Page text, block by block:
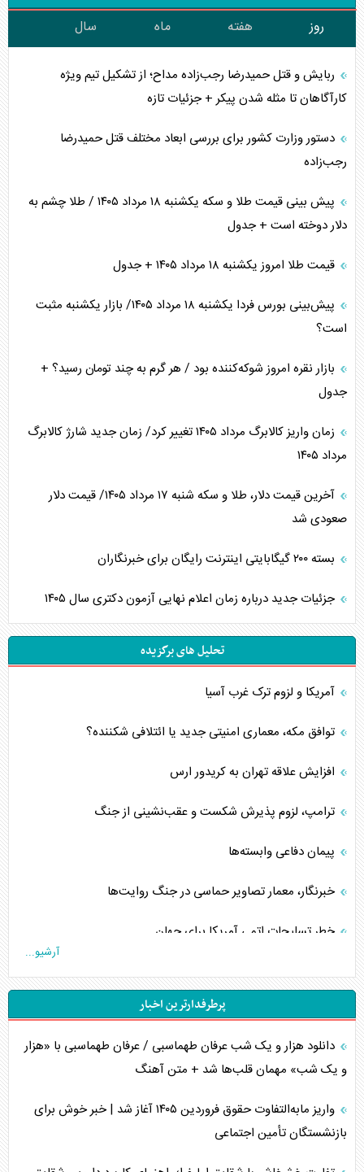
روز هفته ماه سال
ربایش و قتل حمیدرضا رجب‌زاده مداح؛ از تشکیل تیم ویژه
کارآگاهان تا مثله شدن پیکر + جزئیات تازه
دستور وزارت کشور برای بررسی ابعاد مختلف قتل حمیدرضا
رجب‌زاده
پیش بینی قیمت طلا و سکه یکشنبه ۱۸ مرداد ۱۴۰۵ / طلا چشم به
دلار دوخته است + جدول
قیمت طلا امروز یکشنبه ۱۸ مرداد ۱۴۰۵ + جدول
پیش‌بینی بورس فردا یکشنبه ۱۸ مرداد ۱۴۰۵/ بازار یکشنبه مثبت
است؟
بازار نقره امروز شوکه‌کننده بود / هر گرم به چند تومان رسید؟ +
جدول
زمان واریز کالابرگ مرداد ۱۴۰۵ تغییر کرد/ زمان جدید شارژ کالابرگ
مرداد ۱۴۰۵
آخرین قیمت دلار، طلا و سکه شنبه ۱۷ مرداد ۱۴۰۵/ قیمت دلار
صعودی شد
بسته ۲۰۰ گیگابایتی اینترنت رایگان برای خبرنگاران
جزئیات جدید درباره زمان اعلام نهایی آزمون دکتری سال ۱۴۰۵
تحلیل های برگزیده
آمریکا و لزوم ترک غرب آسیا
توافق مکه، معماری امنیتی جدید یا ائتلافی شکننده؟
افزایش علاقه تهران به کریدور ارس
ترامپ، لزوم پذیرش شکست و عقب‌نشینی از جنگ
پیمان دفاعی‌ وابسته‌ها
خبرنگار، معمار تصاویر حماسی در جنگ روایت‌ها
خطر تسلیحات اتمی آمریکا برای جهان
جاده ابریشم فضایی/ نفوذ راهبردی و فرازمینی چین
انصارالله و تثبیت معادله «محاصره برابر محاصره»
مصالحه نافرجام سعودی – اماراتی
آرشیو...
پرطرفدارترین اخبار
دانلود هزار و یک شب عرفان طهماسبی / عرفان طهماسبی با «هزار
و یک شب» مهمان قلب‌ها شد + متن آهنگ
واریز مابه‌التفاوت حقوق فروردین ۱۴۰۵ آغاز شد | خبر خوش برای
بازنشستگان تأمین اجتماعی